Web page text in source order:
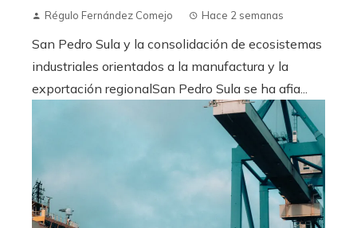
Régulo Fernández Comejo Hace 2 semanas
San Pedro Sula y la consolidación de ecosistemas
industriales orientados a la manufactura y la
exportación regionalSan Pedro Sula se ha afia...